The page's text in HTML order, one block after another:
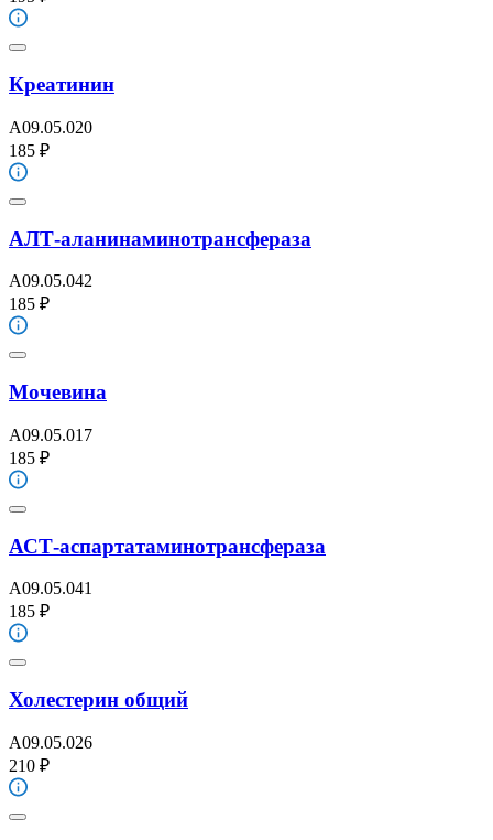
Креатинин
A09.05.020
185 ₽
АЛТ-аланинаминотрансфераза
A09.05.042
185 ₽
Мочевина
A09.05.017
185 ₽
АСТ-аспартатаминотрансфераза
A09.05.041
185 ₽
Холестерин общий
A09.05.026
210 ₽